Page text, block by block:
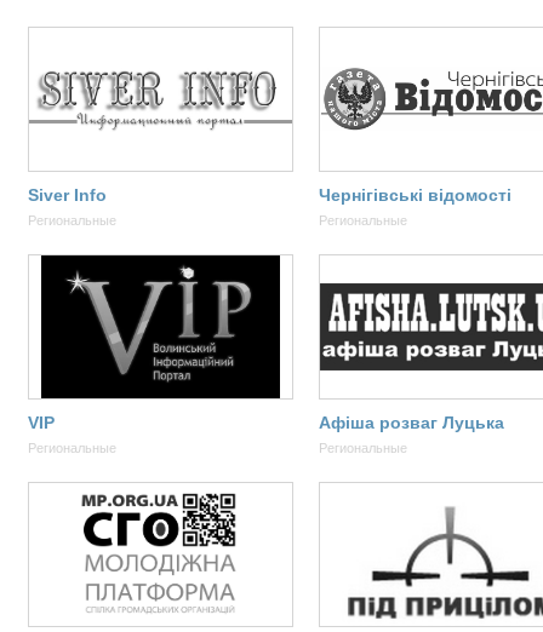
Siver Info
Региональные
Чернігівські відомості
Региональные
VIP
Региональные
Афіша розваг Луцька
Региональные